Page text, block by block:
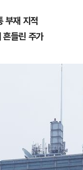
부재 지적
들린 주가